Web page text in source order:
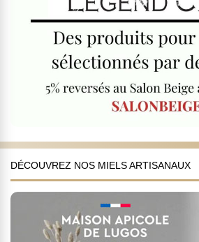
DÉCOUVREZ NOS MIELS ARTISANAUX